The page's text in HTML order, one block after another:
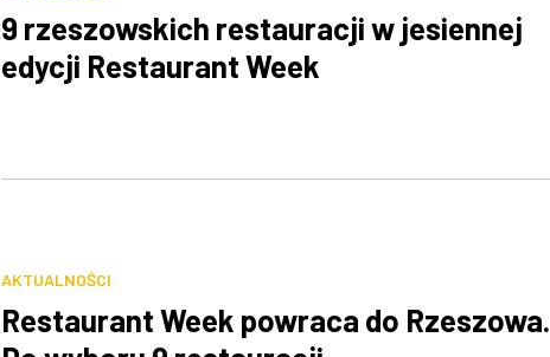
9 rzeszowskich restauracji w jesiennej
edycji Restaurant Week
AKTUALNOŚCI
Restaurant Week powraca do Rzeszowa.